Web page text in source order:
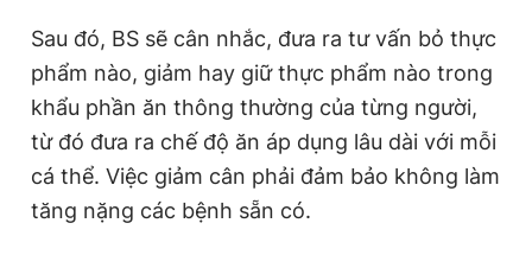
Sau đó, BS sẽ cân nhắc, đưa ra tư vấn bỏ thực
phẩm nào, giảm hay giữ thực phẩm nào trong
khẩu phần ăn thông thường của từng người,
từ đó đưa ra chế độ ăn áp dụng lâu dài với mỗi
cá thể. Việc giảm cân phải đảm bảo không làm
tăng nặng các bệnh sẵn có.